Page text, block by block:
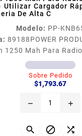
Utilizar Cargador
De Alta C
Modelo: PP-
89188POWER
1250 Mah Para
Utilizar Cargador
De Alta C
TK2000 TK3000 clip
Alternativa para la
disponibles en...
Sobre Pedido
$1,793.67
remove add
  